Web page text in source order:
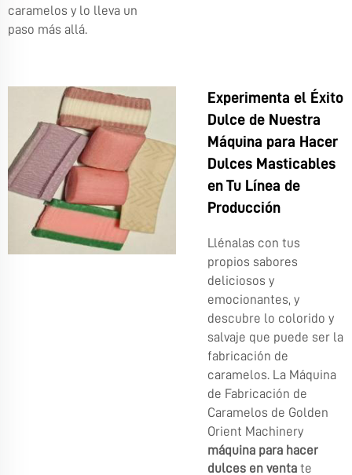
caramelos y lo lleva un
paso más allá.
Experimenta el Éxito
Dulce de Nuestra
Máquina para Hacer
Dulces Masticables
en Tu Línea de
Producción
Llénalas con tus
propios sabores
deliciosos y
emocionantes, y
descubre lo colorido y
salvaje que puede ser la
fabricación de
caramelos. La Máquina
de Fabricación de
Caramelos de Golden
Orient Machinery
máquina para hacer
dulces en venta te